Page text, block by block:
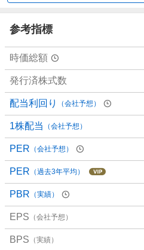
1
0
0
%
、
買
い
た
い
0
%
様
子
見
0
%
参考指標
時価総額
発行済株式数
配当利回り （会社予想）
1株配当 （会社予想）
PER （会社予想）
PER （過去3年平均）
PBR （実績）
EPS （会社予想）
BPS （実績）